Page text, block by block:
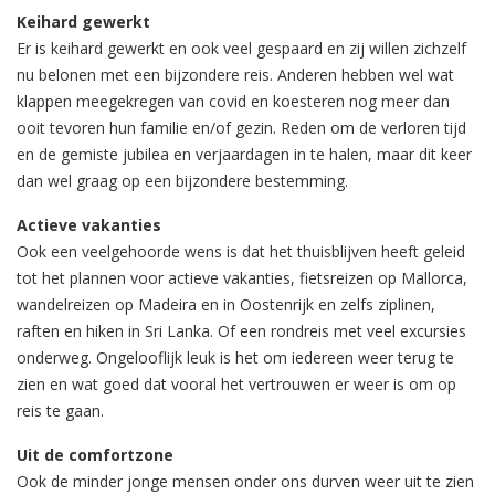
Keihard gewerkt
Er is keihard gewerkt en ook veel gespaard en zij willen zichzelf
nu belonen met een bijzondere reis. Anderen hebben wel wat
klappen meegekregen van covid en koesteren nog meer dan
ooit tevoren hun familie en/of gezin. Reden om de verloren tijd
en de gemiste jubilea en verjaardagen in te halen, maar dit keer
dan wel graag op een bijzondere bestemming.
Actieve vakanties
Ook een veelgehoorde wens is dat het thuisblijven heeft geleid
tot het plannen voor actieve vakanties, fietsreizen op Mallorca,
wandelreizen op Madeira en in Oostenrijk en zelfs ziplinen,
raften en hiken in Sri Lanka. Of een rondreis met veel excursies
onderweg. Ongelooflijk leuk is het om iedereen weer terug te
zien en wat goed dat vooral het vertrouwen er weer is om op
reis te gaan.
Uit de comfortzone
Ook de minder jonge mensen onder ons durven weer uit te zien